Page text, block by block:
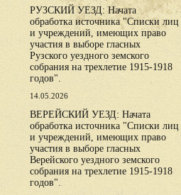
РУЗСКИЙ УЕЗД: Начата
обработка источника "Списки лиц
и учреждений, имеющих право
участия в выборе гласных
Рузского уездного земского
собрания на трехлетие 1915-1918
годов".
14.05.2026
ВЕРЕЙСКИЙ УЕЗД: Начата
обработка источника "Списки лиц
и учреждений, имеющих право
участия в выборе гласных
Верейского уездного земского
собрания на трехлетие 1915-1918
годов".